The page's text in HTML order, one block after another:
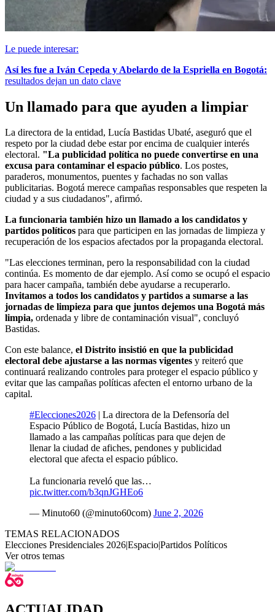
Le puede interesar:
Así les fue a Iván Cepeda y Abelardo de la Espriella en Bogotá:
resultados dejan un dato clave
Un llamado para que ayuden a limpiar
La directora de la entidad, Lucía Bastidas Ubaté, aseguró que el
respeto por la ciudad debe estar por encima de cualquier interés
electoral. "La publicidad política no puede convertirse en una
excusa para contaminar el espacio público. Los postes,
paraderos, monumentos, puentes y fachadas no son vallas
publicitarias. Bogotá merece campañas responsables que respeten la
ciudad y a sus ciudadanos", afirmó.
La funcionaria también hizo un llamado a los candidatos y
partidos políticos para que participen en las jornadas de limpieza y
recuperación de los espacios afectados por la propaganda electoral.
"Las elecciones terminan, pero la responsabilidad con la ciudad
continúa. Es momento de dar ejemplo. Así como se ocupó el espacio
para hacer campaña, también debe ayudarse a recuperarlo.
Invitamos a todos los candidatos y partidos a sumarse a las
jornadas de limpieza para que juntos dejemos una Bogotá más
limpia, ordenada y libre de contaminación visual", concluyó
Bastidas.
Con este balance, el Distrito insistió en que la publicidad
electoral debe ajustarse a las normas vigentes y reiteró que
continuará realizando controles para proteger el espacio público y
evitar que las campañas políticas afecten el entorno urbano de la
capital.
#Elecciones2026 | La directora de la Defensoría del
Espacio Público de Bogotá, Lucía Bastidas, hizo un
llamado a las campañas políticas para que dejen de
llenar la ciudad de afiches, pendones y publicidad
electoral que afecta el espacio público.
La funcionaria reveló que las…
pic.twitter.com/b3qnJGHEo6
— Minuto60 (@minuto60com) June 2, 2026
TEMAS RELACIONADOS
Elecciones Presidenciales 2026|Espacio|Partidos Políticos
Ver otros temas